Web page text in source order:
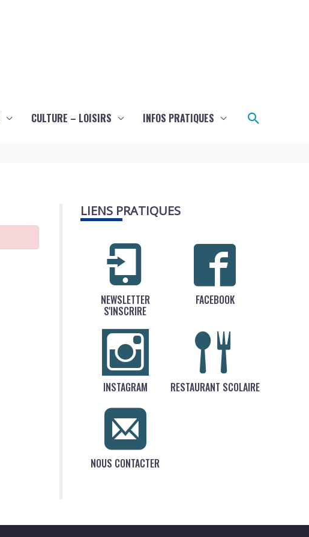
CULTURE – LOISIRS INFOS PRATIQUES
LIENS PRATIQUES
NEWSLETTER
S'INSCRIRE
FACEBOOK
INSTAGRAM RESTAURANT SCOLAIRE
NOUS CONTACTER